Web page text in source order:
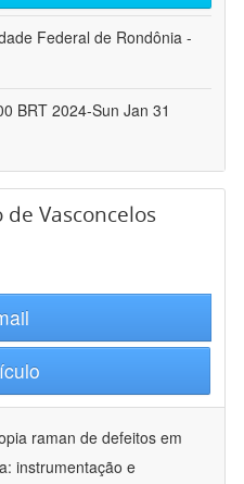
Federal de Rondônia -
BRT 2024-Sun Jan 31
de Vasconcelos
raman de defeitos em
instrumentação e